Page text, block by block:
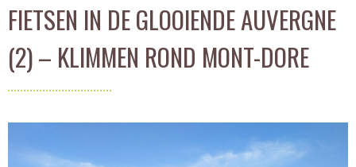
FIETSEN IN DE GLOOIENDE AUVERGNE
(2) – KLIMMEN ROND MONT-DORE